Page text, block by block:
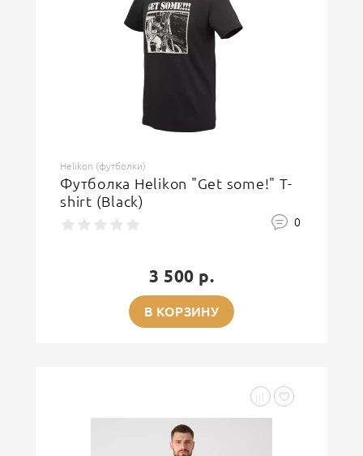
Helikon (футболки)
Футболка Helikon "Get some!" T-
shirt (Black)
0
3 500 р.
В КОРЗИНУ